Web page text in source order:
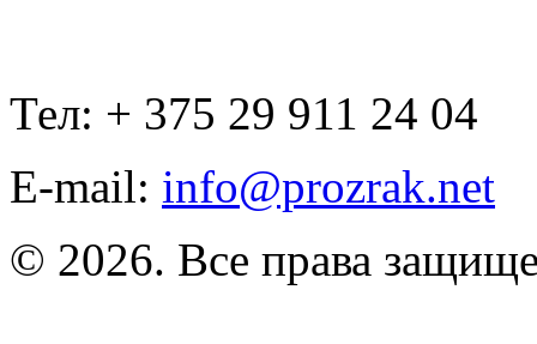
Тел: + 375 29 911 24 04
E-mail: info@prozrak.net
© 2026. Все права